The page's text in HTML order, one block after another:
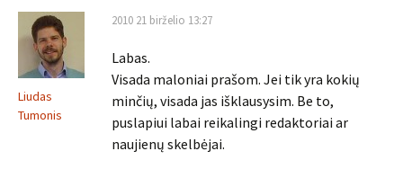
Liudas
Tumonis
2010 21 birželio 13:27
Labas.
Visada maloniai prašom. Jei tik yra kokių
minčių, visada jas išklausysim. Be to,
puslapiui labai reikalingi redaktoriai ar
naujienų skelbėjai.